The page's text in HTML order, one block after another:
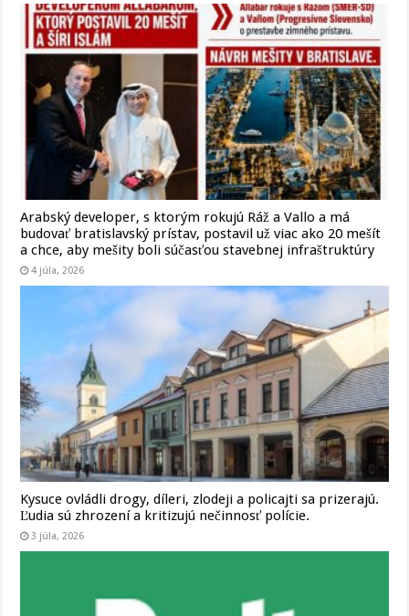
Arabský developer, s ktorým rokujú Ráž a Vallo a má
budovať bratislavský prístav, postavil už viac ako 20 mešít
a chce, aby mešity boli súčasťou stavebnej infraštruktúry
4 júla, 2026
Kysuce ovládli drogy, díleri, zlodeji a policajti sa prizerajú.
Ľudia sú zhrození a kritizujú nečinnosť polície.
3 júla, 2026